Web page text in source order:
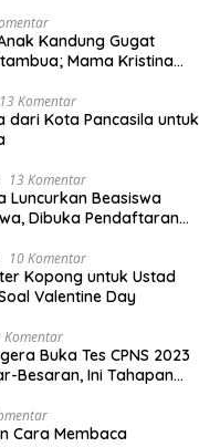
Kandung Gugat
Mama Kristina
13 Komentar
dari Kota Pancasila untuk
13 Komentar
Luncurkan Beasiswa
Dibuka Pendaftaran
10 Komentar
Kopong untuk Ustad
Valentine Day
Komentar
Buka Tes CPNS 2023
Besaran, Ini Tahapan
Cara Membaca